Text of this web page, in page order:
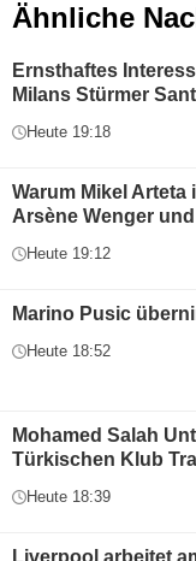
Ähnliche
Ernsthaftes
Milans Stürmer
Heute 19:18
Warum Mikel
Arsène Wenger
Heute 19:12
Marino Pusic
Heute 18:52
Mohamed Salah
Türkischen Klub
Heute 18:39